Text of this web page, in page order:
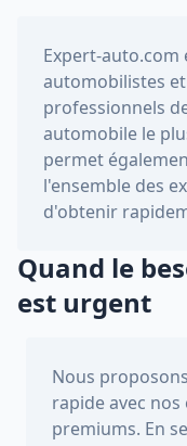
Expert-auto.com
automobilistes
professionnels
automobile le
permet
l'ensemble des
d'obtenir
Quand le
est urgent
Nous
rapide avec
premiums. En